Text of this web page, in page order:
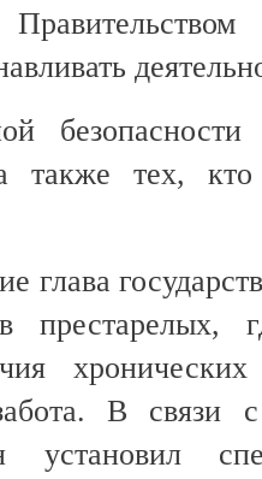
безопасности
тех, кто
глава
хронических
В связи с